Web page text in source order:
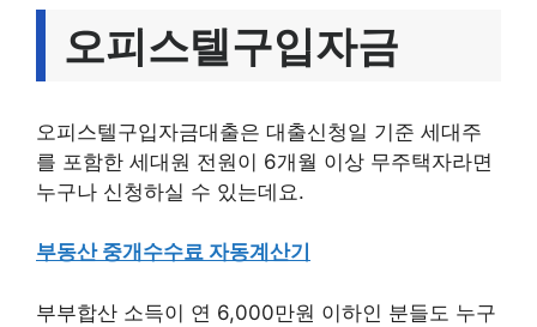
오피스텔구입자금
오피스텔구입자금대출은 대출신청일 기준 세대주
를 포함한 세대원 전원이 6개월 이상 무주택자라면
누구나 신청하실 수 있는데요.
부동산 중개수수료 자동계산기
부부합산 소득이 연 6,000만원 이하인 분들도 누구